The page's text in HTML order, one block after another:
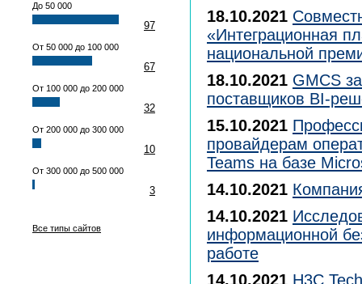
До 50 000
97
От 50 000 до 100 000
67
От 100 000 до 200 000
32
От 200 000 до 300 000
10
От 300 000 до 500 000
3
Все типы сайтов
18.10.2021
«Интеграционная
национальной
18.10.2021 GMCS
поставщиков BI-
15.10.2021
провайдерам
Teams на базе
14.10.2021
14.10.2021
информационной
работе
14.10.2021 H3C